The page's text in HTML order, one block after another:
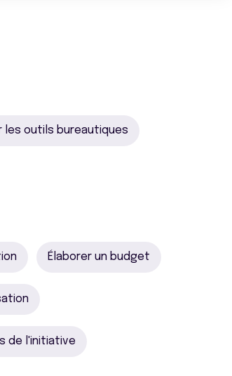
les outils bureautiques
Élaborer un budget
de l'initiative